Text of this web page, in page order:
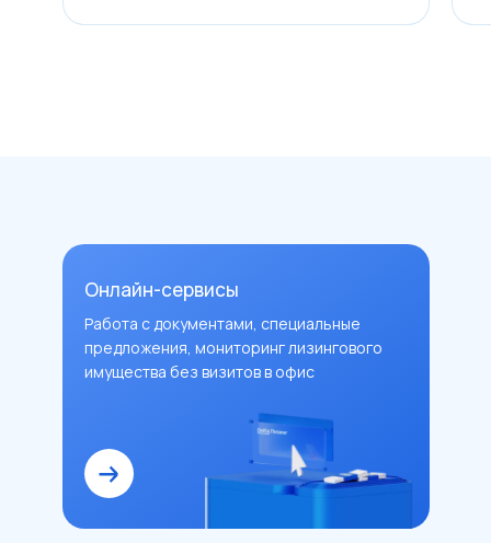
Онлайн-сервисы
Работа с документами, специальные
предложения, мониторинг лизингового
имущества без визитов в офис